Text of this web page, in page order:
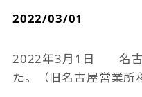
2022/03/01
2022年3月1日 名古
た。（旧名古屋営業所